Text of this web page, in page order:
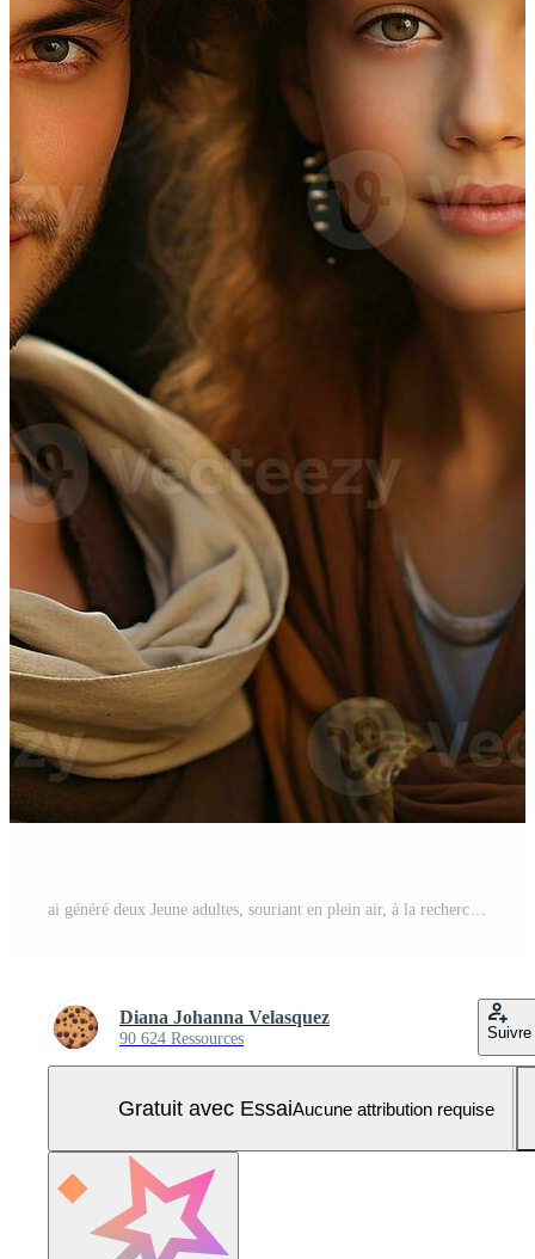
ai généré deux Jeune adultes, souriant en plein air, à la recherche à caméra, rayonnant bonheur généré par ai Photo Pro
Diana Johanna Velasquez
90 624 Ressources Suivre
Gratuit avec EssaiAucune attribution requise